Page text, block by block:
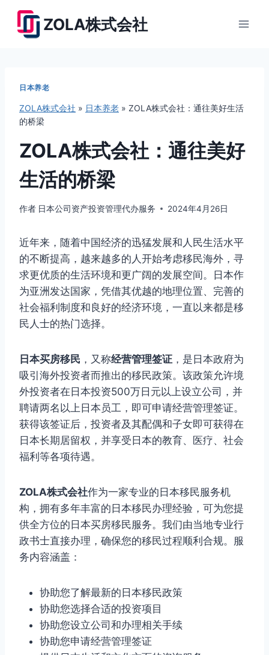
ZOLA株式会社
日本养老
ZOLA株式会社 » 日本养老 » ZOLA株式会社：通往美好生活
的桥梁
ZOLA株式会社：通往美好
生活的桥梁
作者 日本公司资产投资管理代办服务 2024年4月26日
近年来，随着中国经济的迅猛发展和人民生活水平
的不断提高，越来越多的人开始考虑移民海外，寻
求更优质的生活环境和更广阔的发展空间。日本作
为亚洲发达国家，凭借其优越的地理位置、完善的
社会福利制度和良好的经济环境，一直以来都是移
民人士的热门选择。
日本买房移民 ，又称经营管理签证 ，是日本政府为
吸引海外投资者而推出的移民政策。该政策允许境
外投资者在日本投资500万日元以上设立公司，并
聘请两名以上日本员工，即可申请经营管理签证。
获得该签证后，投资者及其配偶和子女即可获得在
日本长期居留权，并享受日本的教育、医疗、社会
福利等各项待遇。
ZOLA株式会社作为一家专业的日本移民服务机
构，拥有多年丰富的日本移民办理经验，可为您提
供全方位的日本买房移民服务。我们由当地专业行
政书士直接办理，确保您的移民过程顺利合规。服
务内容涵盖：
协助您了解最新的日本移民政策
协助您选择合适的投资项目
协助您设立公司和办理相关手续
协助您申请经营管理签证